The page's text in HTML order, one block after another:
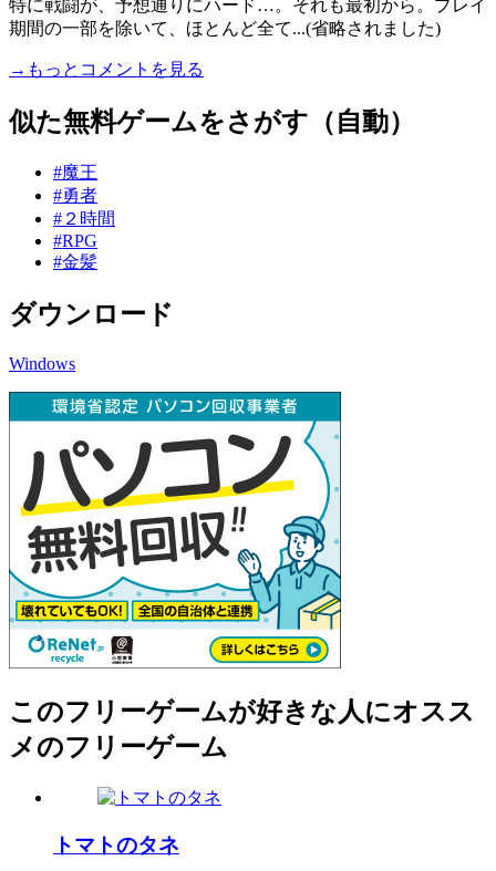
特に戦闘が、予想通りにハード…。それも最初から。プレイ
期間の一部を除いて、ほとんど全て...(省略されました)
→もっとコメントを見る
似た無料ゲームをさがす（自動）
#魔王
#勇者
#２時間
#RPG
#金髪
ダウンロード
Windows
このフリーゲームが好きな人にオスス
メのフリーゲーム
トマトのタネ